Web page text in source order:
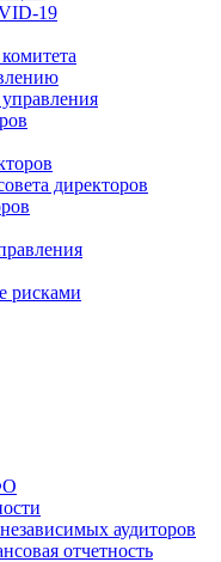
директоров
рисками
аудиторов
отчетность